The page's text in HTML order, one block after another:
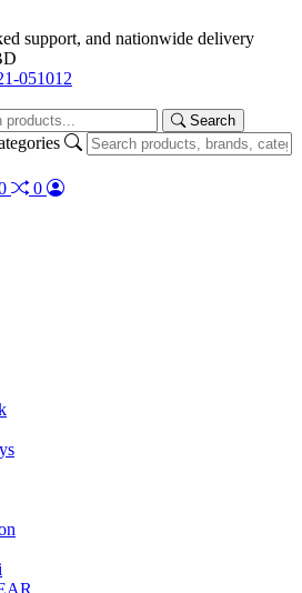
support, and nationwide delivery
051012
Search
0